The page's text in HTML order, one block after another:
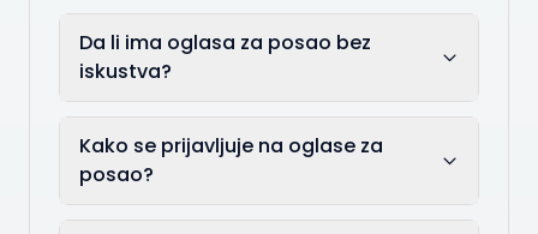
Da li ima oglasa za posao bez
iskustva?
Kako se prijavljuje na oglase za
posao?